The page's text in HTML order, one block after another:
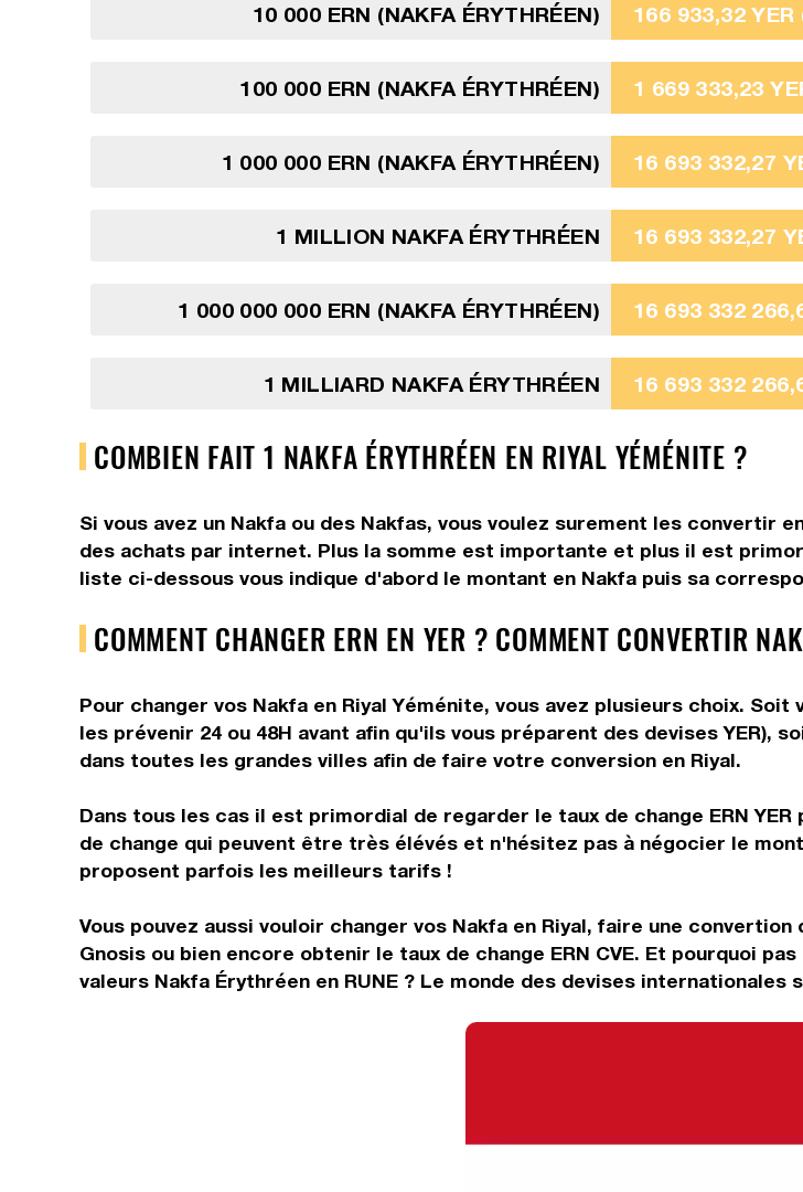
10 000 ERN (NAKFA ÉRYTHRÉEN) 166 933,32 YER
100 000 ERN (NAKFA ÉRYTHRÉEN) 1 669 333,23
1 000 000 ERN (NAKFA ÉRYTHRÉEN) 16 693 332,27
1 MILLION NAKFA ÉRYTHRÉEN 16 693 332,27
1 000 000 000 ERN (NAKFA ÉRYTHRÉEN) 16 693 332
1 MILLIARD NAKFA ÉRYTHRÉEN 16 693 332
COMBIEN FAIT 1 NAKFA ÉRYTHRÉEN EN RIYAL YÉMÉNITE ?
Si vous avez un Nakfa ou des Nakfas, vous voulez surement les convertir
des achats par internet. Plus la somme est importante et plus il est
liste ci-dessous vous indique d'abord le montant en Nakfa puis sa
COMMENT CHANGER ERN EN YER ? COMMENT CONVERTIR
Pour changer vos Nakfa en Riyal Yéménite, vous avez plusieurs choix.
les prévenir 24 ou 48H avant afin qu'ils vous préparent des devises YER),
dans toutes les grandes villes afin de faire votre conversion en Riyal.
Dans tous les cas il est primordial de regarder le taux de change ERN
de change qui peuvent être très élévés et n'hésitez pas à négocier le
proposent parfois les meilleurs tarifs !
Vous pouvez aussi vouloir changer vos Nakfa en Riyal, faire une
Gnosis ou bien encore obtenir le taux de change ERN CVE. Et pourquoi
valeurs Nakfa Érythréen en RUNE ? Le monde des devises internationales